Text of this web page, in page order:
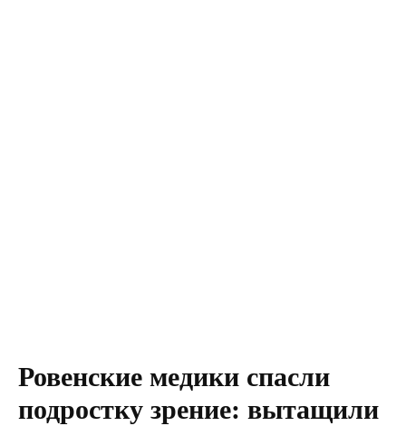
Ровенские медики спасли
подростку зрение: вытащили